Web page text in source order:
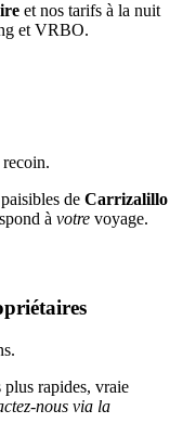
et nos tarifs à la nuit
et VRBO.
de Carrizalillo
à votre voyage.
plus rapides, vraie
nous via la